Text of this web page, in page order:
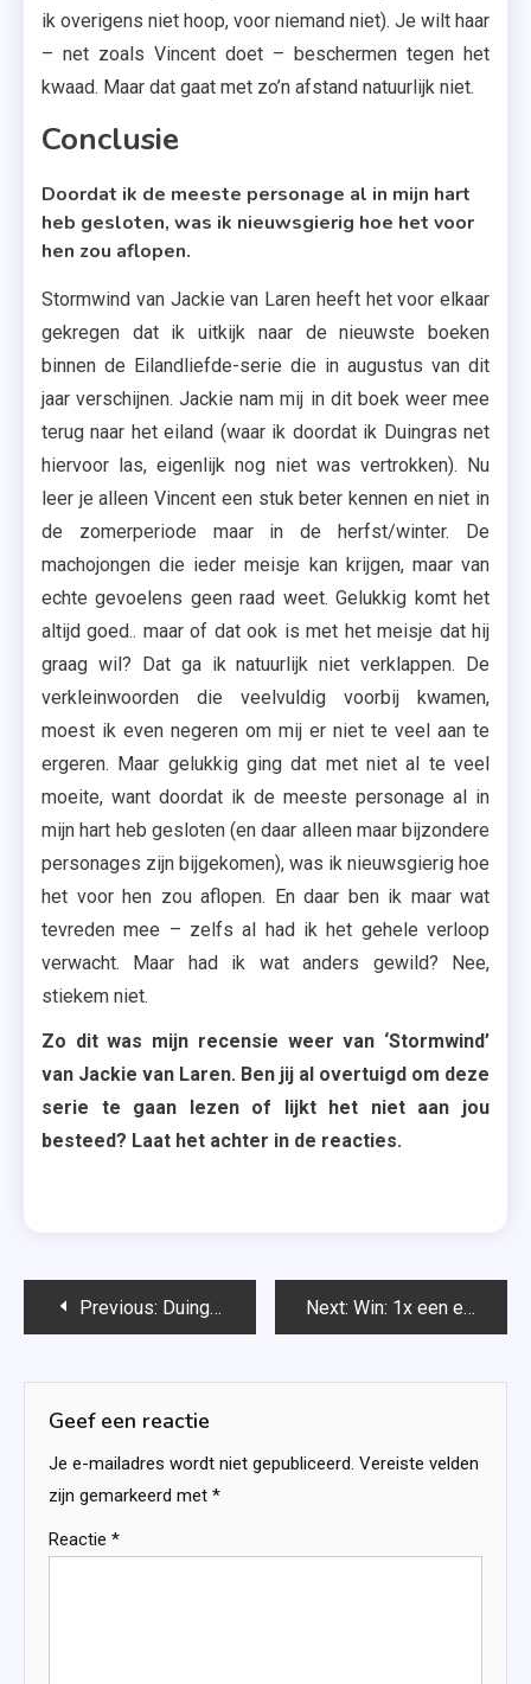
ik overigens niet hoop, voor niemand niet). Je wilt haar
– net zoals Vincent doet – beschermen tegen het
kwaad. Maar dat gaat met zo’n afstand natuurlijk niet.
Conclusie
Doordat ik de meeste personage al in mijn hart
heb gesloten, was ik nieuwsgierig hoe het voor
hen zou aflopen.
Stormwind van Jackie van Laren heeft het voor elkaar
gekregen dat ik uitkijk naar de nieuwste boeken
binnen de Eilandliefde-serie die in augustus van dit
jaar verschijnen. Jackie nam mij in dit boek weer mee
terug naar het eiland (waar ik doordat ik Duingras net
hiervoor las, eigenlijk nog niet was vertrokken). Nu
leer je alleen Vincent een stuk beter kennen en niet in
de zomerperiode maar in de herfst/winter. De
machojongen die ieder meisje kan krijgen, maar van
echte gevoelens geen raad weet. Gelukkig komt het
altijd goed.. maar of dat ook is met het meisje dat hij
graag wil? Dat ga ik natuurlijk niet verklappen. De
verkleinwoorden die veelvuldig voorbij kwamen,
moest ik even negeren om mij er niet te veel aan te
ergeren. Maar gelukkig ging dat met niet al te veel
moeite, want doordat ik de meeste personage al in
mijn hart heb gesloten (en daar alleen maar bijzondere
personages zijn bijgekomen), was ik nieuwsgierig hoe
het voor hen zou aflopen. En daar ben ik maar wat
tevreden mee – zelfs al had ik het gehele verloop
verwacht. Maar had ik wat anders gewild? Nee,
stiekem niet.
Zo dit was mijn recensie weer van ‘Stormwind’
van Jackie van Laren. Ben jij al overtuigd om deze
serie te gaan lezen of lijkt het niet aan jou
besteed? Laat het achter in de reacties.
Bericht
Previous: Duingras (Eilandliefde #1) – Jackie van Laren Next: Win: 1x een exemplaar van ‘Ik ken je nog’
Geef een reactie
Je e-mailadres wordt niet gepubliceerd. Vereiste velden
zijn gemarkeerd met *
Reactie *